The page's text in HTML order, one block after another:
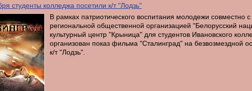
студенты колледжа посетили к/т "Лодзь"
В рамках патриотического воспитания молодежи совместно
региональной общественной организацией "Белорусский
культурный центр "Крыница" для студентов Ивановского
организован показ фильма "Сталинград" на безвозмездной
к/т "Лодзь".